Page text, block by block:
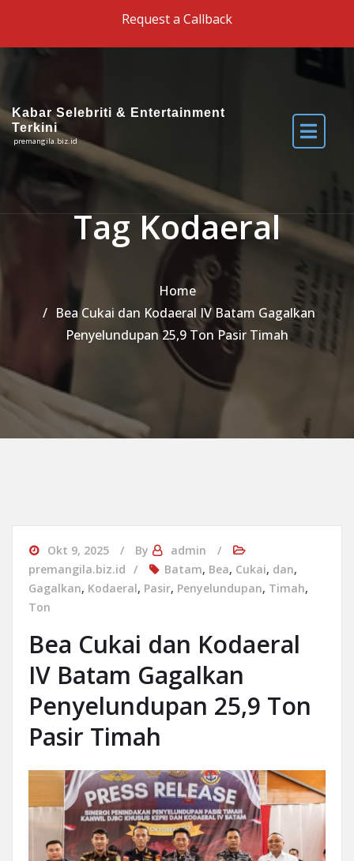
Request a Callback
Kabar Selebriti & Entertainment
Terkini
premangila.biz.id
Tag Kodaeral
Home
Bea Cukai dan Kodaeral IV Batam Gagalkan
Penyelundupan 25,9 Ton Pasir Timah
Okt 9, 2025 By
admin
premangila.biz.id
Batam, Bea, Cukai, dan,
Gagalkan, Kodaeral, Pasir, Penyelundupan, Timah,
Ton
Bea Cukai dan Kodaeral
IV Batam Gagalkan
Penyelundupan 25,9 Ton
Pasir Timah